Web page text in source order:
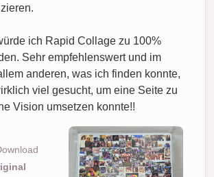
ich Rapid Collage zu 100%
Sehr empfehlenswert und im
anderen, was ich finden konnte,
viel gesucht, um eine Seite zu
Vision umsetzen konnte!!